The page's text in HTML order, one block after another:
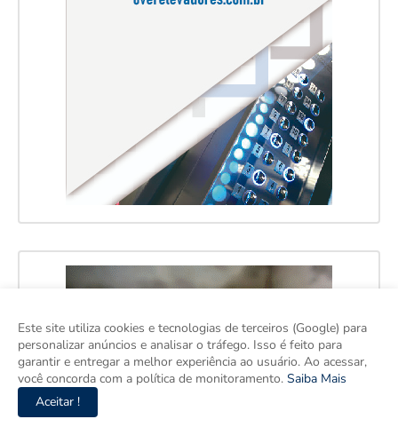
Este site utiliza cookies e tecnologias de terceiros (Google) para
personalizar anúncios e analisar o tráfego. Isso é feito para
garantir e entregar a melhor experiência ao usuário. Ao acessar,
você concorda com a política de monitoramento. Saiba Mais
Aceitar !